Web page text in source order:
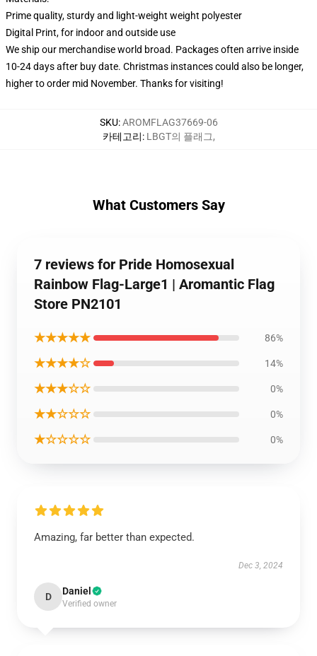
Prime quality, sturdy and light-weight weight polyester
Digital Print, for indoor and outside use
We ship our merchandise world broad. Packages often arrive inside
10-24 days after buy date. Christmas instances could also be longer,
higher to order mid November. Thanks for visiting!
SKU:AROMFLAG37669-06
카테고리: LBGT의 플래그,
What Customers Say
7 reviews for Pride Homosexual
Rainbow Flag-Large1 | Aromantic Flag
Store PN2101
★★★★★ 86%
★★★★☆ 14%
★★★☆☆ 0%
★★☆☆☆ 0%
★☆☆☆☆ 0%
Amazing, far better than expected.
Dec 3, 2024
D Daniel
Verified owner